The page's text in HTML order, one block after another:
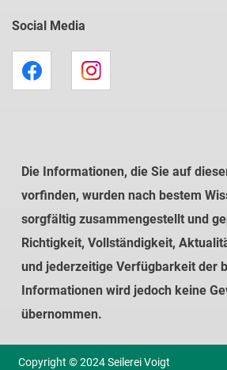
Social Media
Die Informationen, die Sie auf
vorfinden, wurden nach bestem
sorgfältig zusammengestellt und
Richtigkeit, Vollständigkeit,
und jederzeitige Verfügbarkeit der
Informationen wird jedoch keine
übernommen.
Copyright © 2024 Seilerei Voigt